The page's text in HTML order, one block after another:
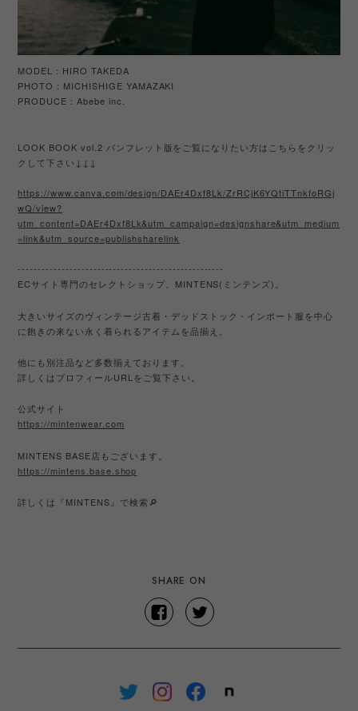
MODEL : HIRO TAKEDA
PHOTO：MICHISHIGE YAMAZAKI
PRODUCE ： Abebe inc.
LOOK BOOK vol.2 パンフレット版をご覧になりたい方はこちらをクリッ
クして下さい↓↓↓
https://www.canva.com/design/DAEr4Dxf8Lk/ZrRCjK6YQtiTTnkfoRGj
wQ/view?
utm_content=DAEr4Dxf8Lk&utm_campaign=designshare&utm_medium
=link&utm_source=publishsharelink
----------------------------------------------------
ECサイト専門のセレクトショップ、 MINTENS( ミンテンズ)。
大きいサイズのヴィンテージ古着・デッドストック・インポート服を中心
に飽きの来ない永く着られるアイテムを品揃え。
他にも別注品など多数揃えております。
詳しくはプロフィールURL をご覧下さい。
公式サイト
https://mintenwear.com
MINTENS BASE店もございます。
https://mintens.base.shop
詳しくは『MINTENS 』で検索🔎
SHARE ON